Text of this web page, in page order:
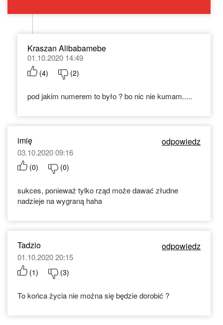
Kraszan Alibabamebe
01.10.2020 14:49
(4) (2)
pod jakim numerem to było ? bo nic nie kumam.....
imię odpowiedz
03.10.2020 09:16
(0) (0)
sukces, ponieważ tylko rząd może dawać złudne
nadzieje na wygraną haha
Tadzio odpowiedz
01.10.2020 20:15
(1) (3)
To końca życia nie można się będzie dorobić ?